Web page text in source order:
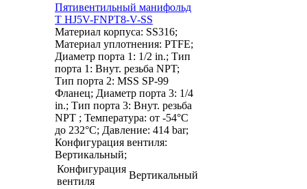
Пятивентильный манифольд
T HJ5V-FNPT8-V-SS
Материал корпуса: SS316;
Материал уплотнения: PTFE;
Диаметр порта 1: 1/2 in.; Тип
порта 1: Внут. резьба NPT;
Тип порта 2: MSS SP-99
Фланец; Диаметр порта 3: 1/4
in.; Тип порта 3: Внут. резьба
NPT ; Температура: от -54°C
до 232°C; Давление: 414 bar;
Конфигурация вентиля:
Вертикальный;
Конфигурация
вентиля
Вертикальный